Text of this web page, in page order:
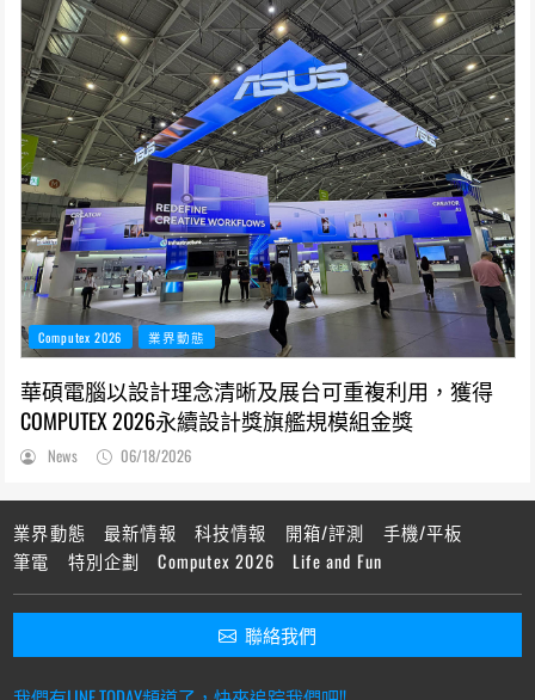
Computex 2026 業界動態
華碩電腦以設計理念清晰及展台可重複利用，獲得
COMPUTEX 2026永續設計獎旗艦規模組金獎
News 06/18/2026
業界動態 最新情報 科技情報 開箱/評測
手機/平板
筆電
特別企劃 Computex 2026 Life and Fun
聯絡我們